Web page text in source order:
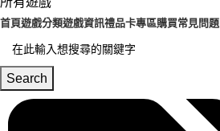
首頁遊戲分類遊戲資訊禮品卡專區購買常見問題
Search